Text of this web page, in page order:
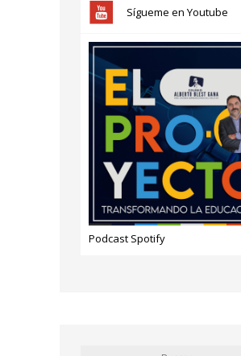
Sígueme en Youtube
Podcast Spotify